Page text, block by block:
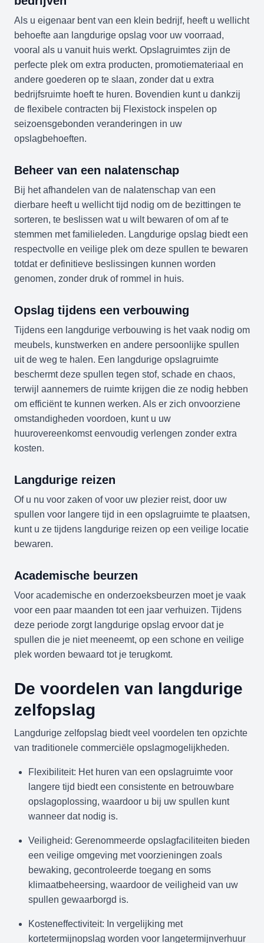
Als u eigenaar bent van een klein bedrijf, heeft u wellicht
behoefte aan langdurige opslag voor uw voorraad,
vooral als u vanuit huis werkt. Opslagruimtes zijn de
perfecte plek om extra producten, promotiemateriaal en
andere goederen op te slaan, zonder dat u extra
bedrijfsruimte hoeft te huren. Bovendien kunt u dankzij
de flexibele contracten bij Flexistock inspelen op
seizoensgebonden veranderingen in uw
opslagbehoeften.
Beheer van een nalatenschap
Bij het afhandelen van de nalatenschap van een
dierbare heeft u wellicht tijd nodig om de bezittingen te
sorteren, te beslissen wat u wilt bewaren of om af te
stemmen met familieleden. Langdurige opslag biedt een
respectvolle en veilige plek om deze spullen te bewaren
totdat er definitieve beslissingen kunnen worden
genomen, zonder druk of rommel in huis.
Opslag tijdens een verbouwing
Tijdens een langdurige verbouwing is het vaak nodig om
meubels, kunstwerken en andere persoonlijke spullen
uit de weg te halen. Een langdurige opslagruimte
beschermt deze spullen tegen stof, schade en chaos,
terwijl aannemers de ruimte krijgen die ze nodig hebben
om efficiënt te kunnen werken. Als er zich onvoorziene
omstandigheden voordoen, kunt u uw
huurovereenkomst eenvoudig verlengen zonder extra
kosten.
Langdurige reizen
Of u nu voor zaken of voor uw plezier reist, door uw
spullen voor langere tijd in een opslagruimte te plaatsen,
kunt u ze tijdens langdurige reizen op een veilige locatie
bewaren.
Academische beurzen
Voor academische en onderzoeksbeurzen moet je vaak
voor een paar maanden tot een jaar verhuizen. Tijdens
deze periode zorgt langdurige opslag ervoor dat je
spullen die je niet meeneemt, op een schone en veilige
plek worden bewaard tot je terugkomt.
De voordelen van langdurige
zelfopslag
Langdurige zelfopslag biedt veel voordelen ten opzichte
van traditionele commerciële opslagmogelijkheden.
Flexibiliteit: Het huren van een opslagruimte voor
langere tijd biedt een consistente en betrouwbare
opslagoplossing, waardoor u bij uw spullen kunt
wanneer dat nodig is.
Veiligheid: Gerenommeerde opslagfaciliteiten bieden
een veilige omgeving met voorzieningen zoals
bewaking, gecontroleerde toegang en soms
klimaatbeheersing, waardoor de veiligheid van uw
spullen gewaarborgd is.
Kosteneffectiviteit: In vergelijking met
kortetermijnopslag worden voor langetermijnverhuur